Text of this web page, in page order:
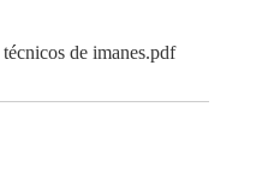
de imanes.pdf